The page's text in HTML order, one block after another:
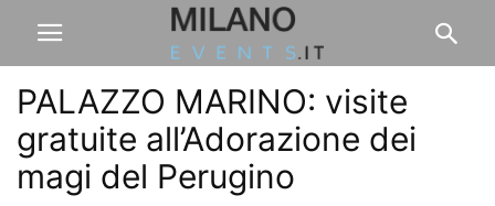
PALAZZO MARINO: visite
gratuite all’Adorazione dei
magi del Perugino